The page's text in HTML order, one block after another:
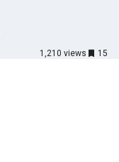
1,210 views 15